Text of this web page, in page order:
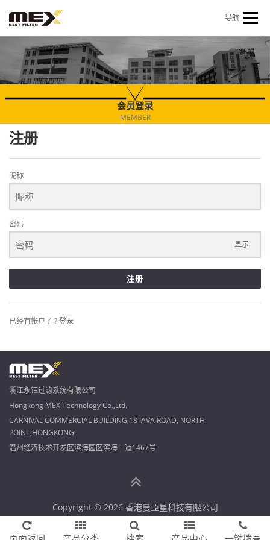
导航
首页 产品中心 机型查询
会员中心
会员登录
MEMBER
注册
昵称
密码
显示
已经有帐户了 ?登录
浙江永钰过滤系统有限公司
Hongkong MEX Technology Co.,Ltd.
CARNIVAL COMMERCIAL BUILDING,18 JAVA ROAD, NORTH
POINT,HONGKONG
温州经济技术开发区滨海园区滨海一道1467号
Copyright © 2026 香港曼亞星科技有限公司